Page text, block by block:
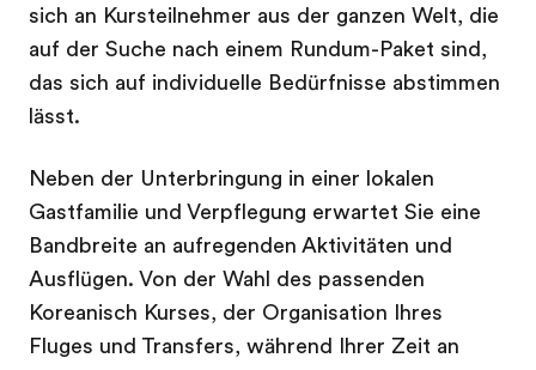
sich an Kursteilnehmer aus der ganzen Welt, die
auf der Suche nach einem Rundum-Paket sind,
das sich auf individuelle Bedürfnisse abstimmen
lässt.
Neben der Unterbringung in einer lokalen
Gastfamilie und Verpflegung erwartet Sie eine
Bandbreite an aufregenden Aktivitäten und
Ausflügen. Von der Wahl des passenden
Koreanisch Kurses, der Organisation Ihres
Fluges und Transfers, während Ihrer Zeit an